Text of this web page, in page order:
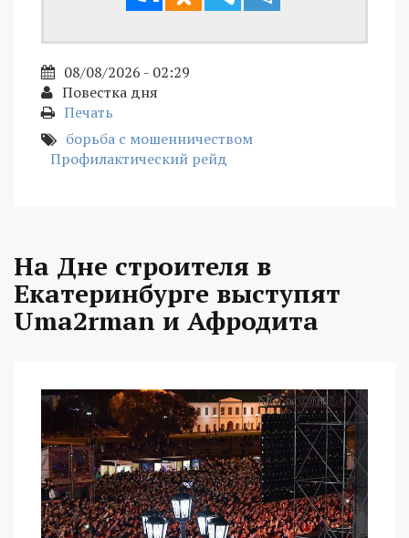
08/08/2026 - 02:29
Повестка дня
Печать
борьба с мошенничеством
Профилактический рейд
На Дне строителя в
Екатеринбурге выступят
Uma2rman и Афродита